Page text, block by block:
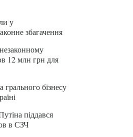
у
збагачення
12 млн грн для
грального бізнесу
піддався
в СЗЧ